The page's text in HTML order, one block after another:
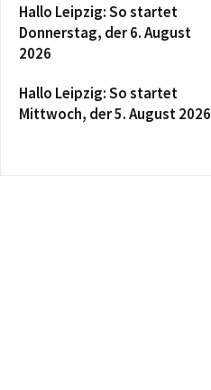
Hallo Leipzig: So startet
Donnerstag, der 6. August
2026
Hallo Leipzig: So startet
Mittwoch, der 5. August 2026